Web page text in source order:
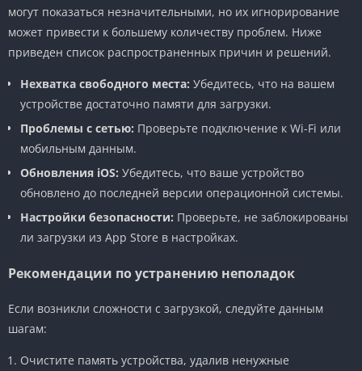
могут показаться незначительными, но их игнорирование
может привести к большему количеству проблем. Ниже
приведен список распространенных причин и решений.
Нехватка свободного места: Убедитесь, что на вашем
устройстве достаточно памяти для загрузки.
Проблемы с сетью: Проверьте подключение к Wi-Fi или
мобильным данным.
Обновления iOS: Убедитесь, что ваше устройство
обновлено до последней версии операционной системы.
Настройки безопасности: Проверьте, не заблокированы
ли загрузки из App Store в настройках.
Рекомендации по устранению неполадок
Если возникли сложности с загрузкой, следуйте данным
шагам:
Очистите память устройства, удалив ненужные